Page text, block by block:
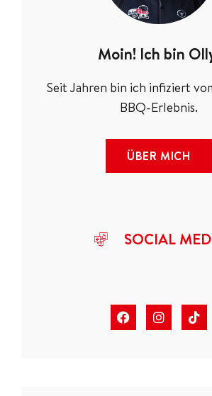
Moin! Ich bin
Seit Jahren bin ich infiziert
BBQ-Erlebnis.
ÜBER MICH
SOCIAL